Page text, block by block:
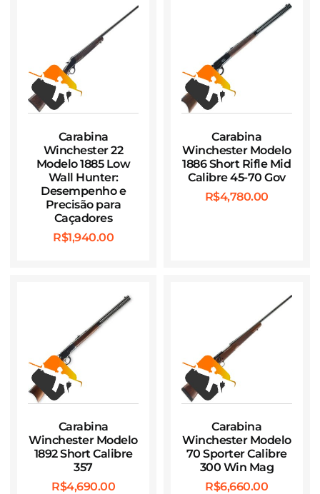
Carabina
Winchester 22
Modelo 1885 Low
Wall Hunter:
Desempenho e
Precisão para
Caçadores
R$1,940.00
Carabina
Winchester Modelo
1886 Short Rifle Mid
Calibre 45-70 Gov
R$4,780.00
Carabina
Winchester Modelo
1892 Short Calibre
357
R$4,690.00
Carabina
Winchester Modelo
70 Sporter Calibre
300 Win Mag
R$6,660.00